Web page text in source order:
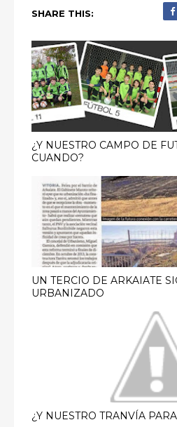
SHARE THIS:
¿Y NUESTRO CAMPO DE
CUANDO?
UN TERCIO DE ARKAIATE
URBANIZADO
¿Y NUESTRO TRANVÍA